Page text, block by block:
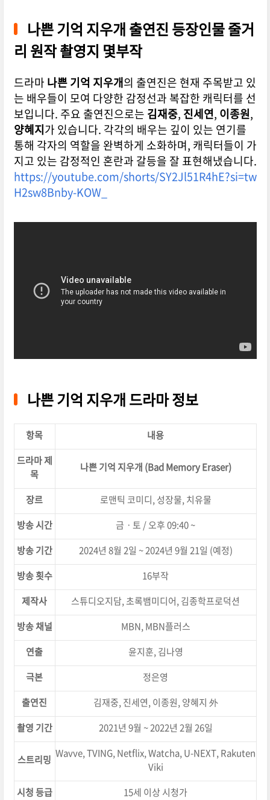
나쁜 기억 지우개 출연진 등장인물 줄거
리 원작 촬영지 몇부작
드라마 나쁜 기억 지우개의 출연진은 현재 주목받고 있
는 배우들이 모여 다양한 감정선과 복잡한 캐릭터를 선
보입니다. 주요 출연진으로는 김재중, 진세연, 이종원,
양혜지가 있습니다. 각각의 배우는 깊이 있는 연기를
통해 각자의 역할을 완벽하게 소화하며, 캐릭터들이 가
지고 있는 감정적인 혼란과 갈등을 잘 표현해냈습니다.
https://youtube.com/shorts/SY2Jl51R4hE?si=tw
H2sw8Bnby-KOW_
나쁜 기억 지우개 드라마 정보
항목
내용
드라마 제
목
나쁜 기억 지우개 (Bad Memory Eraser)
장르
로맨틱 코미디, 성장물, 치유물
방송 시간
금ㆍ토 / 오후 09:40 ~
방송 기간
2024년 8월 2일 ~ 2024년 9월 21일 (예정)
방송 횟수
16부작
제작사
스튜디오지담, 초록뱀미디어, 김종학프로덕션
방송 채널
MBN, MBN플러스
연출
윤지훈, 김나영
극본
정은영
출연진
김재중, 진세연, 이종원, 양혜지 外
촬영 기간
2021년 9월 ~ 2022년 2월 26일
스트리밍 Wavve, TVING, Netflix, Watcha, U-NEXT, Rakuten
Viki
시청 등급
15세 이상 시청가